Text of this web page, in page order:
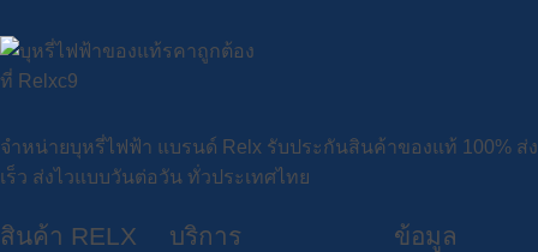
จำหน่ายบุหรี่ไฟฟ้า แบรนด์ Relx รับประกันสินค้าของแท้ 100% ส่ง
เร็ว ส่งไวแบบวันต่อวัน ทั่วประเทศไทย
สินค้า RELX บริการ ข้อมูล